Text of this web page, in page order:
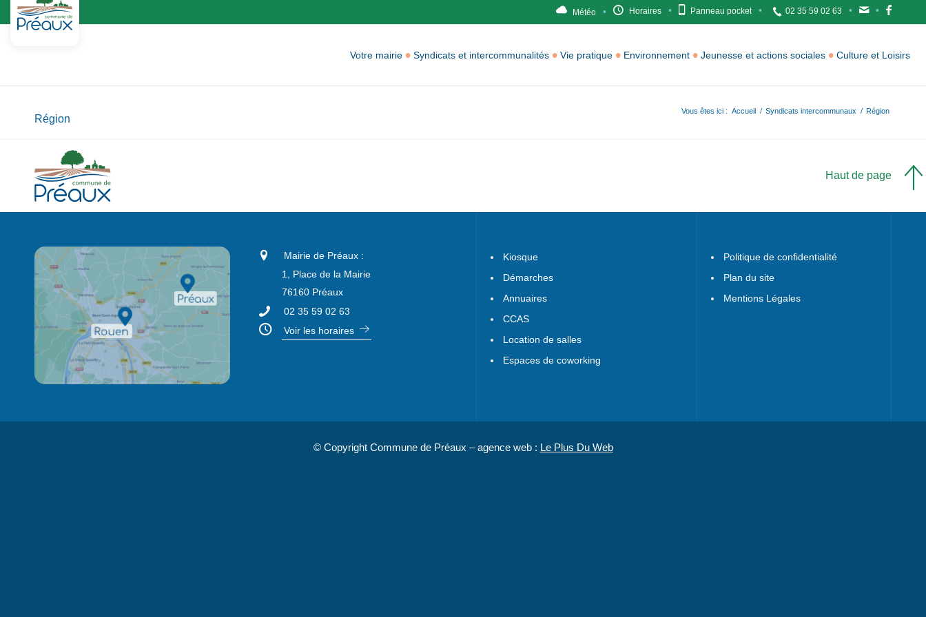
Météo Horaires Panneau pocket 02 35 59 02 63
Votre mairie Syndicats et intercommunalités Vie pratique Environnement Jeunesse et actions sociales Culture et Loisirs
Région
Vous êtes ici : Accueil / Syndicats intercommunaux / Région
Haut de page
Mairie de Préaux :
1, Place de la Mairie
76160 Préaux
02 35 59 02 63
Voir les horaires
Kiosque
Démarches
Annuaires
CCAS
Location de salles
Espaces de coworking
Politique de confidentialité
Plan du site
Mentions Légales
© Copyright Commune de Préaux – agence web : Le Plus Du Web